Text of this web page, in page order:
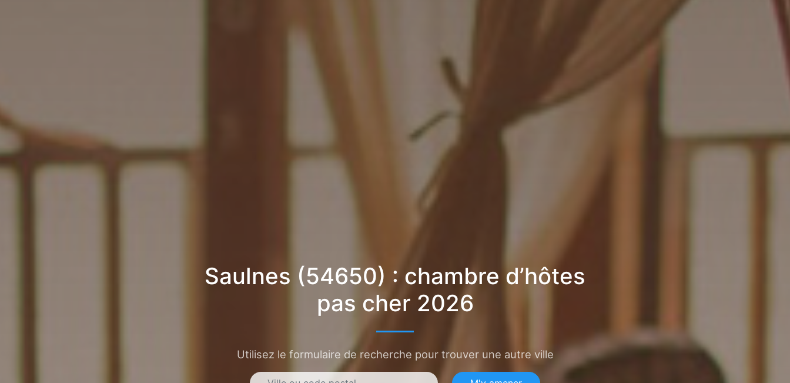
Saulnes (54650) : chambre d’hôtes
pas cher 2026
Utilisez le formulaire de recherche pour trouver une autre ville